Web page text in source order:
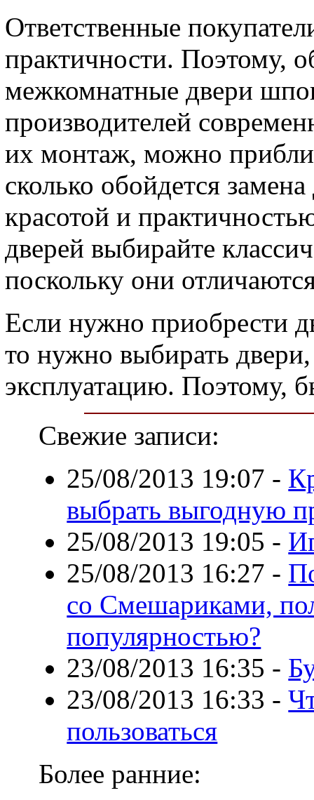
Ответственные
практичности. Поэтому,
межкомнатные двери
производителей
их монтаж, можно
сколько обойдется
красотой и
дверей выбирайте
поскольку они
Если нужно приобрести
то нужно выбирать
эксплуатацию. Поэтому,
Свежие записи:
25/08/2013 19:07 -
выбрать выгодную
25/08/2013 19:05 -
25/08/2013 16:27 -
со Смешариками,
популярностью?
23/08/2013 16:35 -
23/08/2013 16:33 -
пользоваться
Более ранние: